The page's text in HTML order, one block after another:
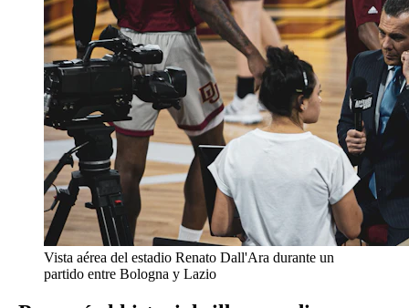
Vista aérea del estadio Renato Dall'Ara durante un
partido entre Bologna y Lazio